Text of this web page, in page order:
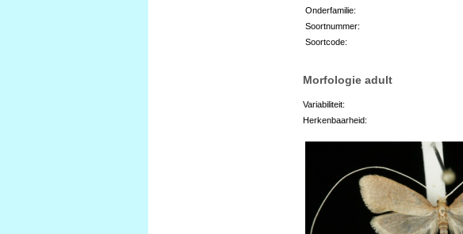
Onderfamilie:
Soortnummer:
Soortcode:
Morfologie adult
Variabiliteit:
Herkenbaarheid: